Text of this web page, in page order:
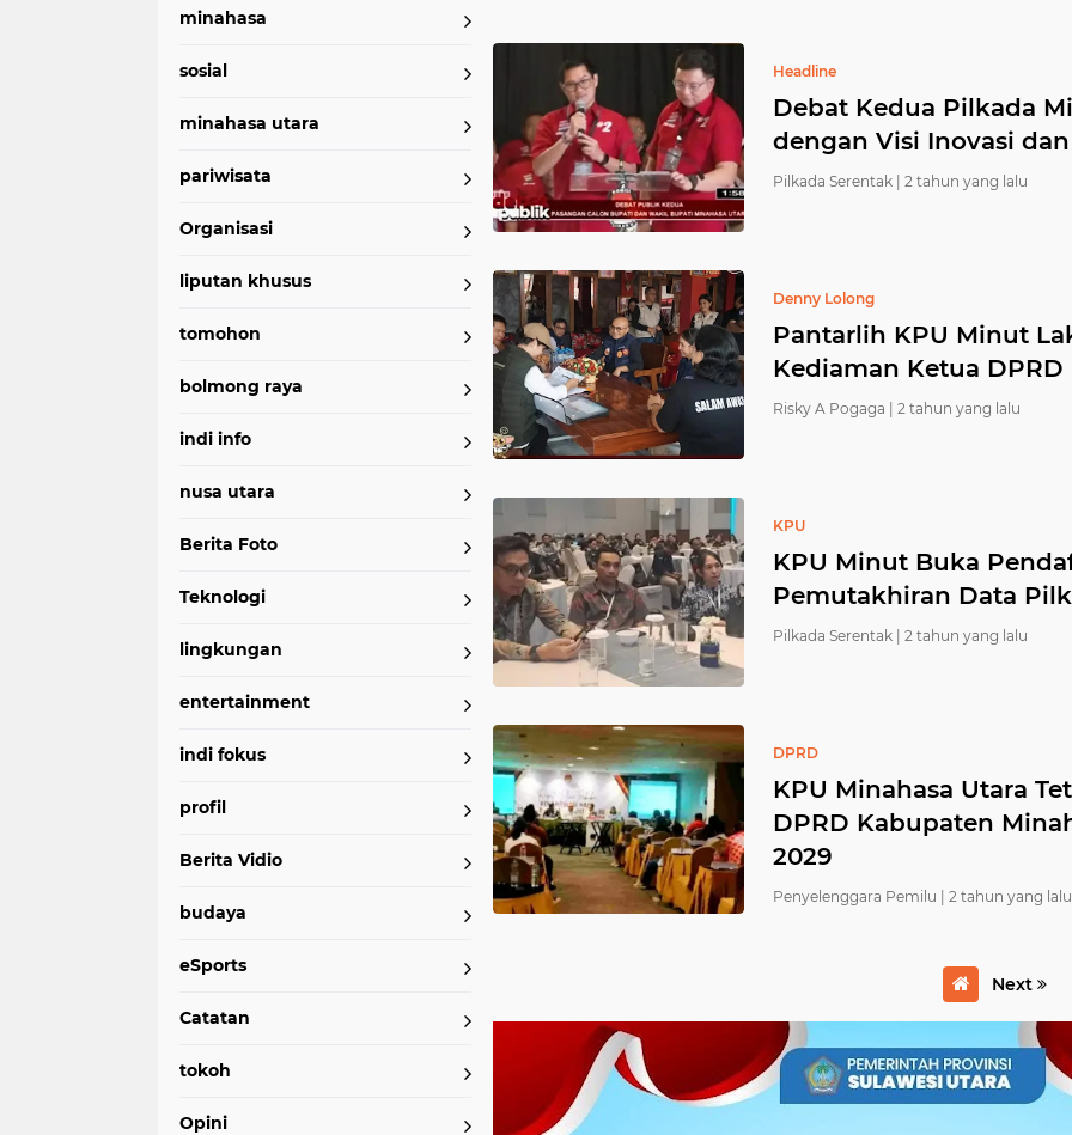
minahasa
sosial
minahasa utara
pariwisata
Organisasi
liputan khusus
tomohon
bolmong raya
indi info
nusa utara
Berita Foto
Teknologi
lingkungan
entertainment
indi fokus
profil
Berita Vidio
budaya
eSports
Catatan
tokoh
Opini
Headline
Debat Kedua Pilkada
dengan Visi Inovasi
Pilkada Serentak | 2 tahun yang lalu
Denny Lolong
Pantarlih KPU Minut
Kediaman Ketua
Risky A Pogaga | 2 tahun yang lalu
KPU
KPU Minut Buka
Pemutakhiran Data
Pilkada Serentak | 2 tahun yang lalu
DPRD
KPU Minahasa Utara
DPRD Kabupaten
2029
Penyelenggara Pemilu | 2 tahun yang lalu
Next